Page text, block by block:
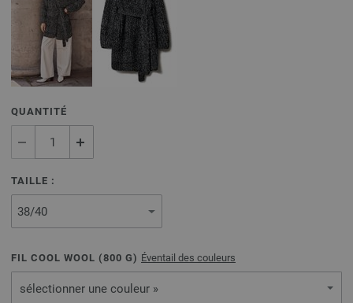
QUANTITÉ
TAILLE :
FIL COOL WOOL (800 G) Éventail des couleurs
sélectionner une couleur »